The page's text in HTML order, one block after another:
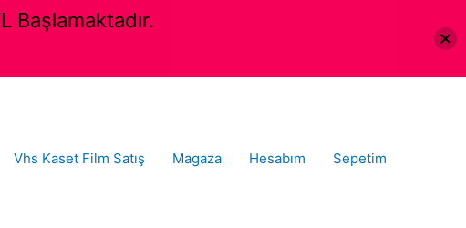
Vhs Kaset Film Satış Magaza Hesabım Sepetim
Başlamaktadır.